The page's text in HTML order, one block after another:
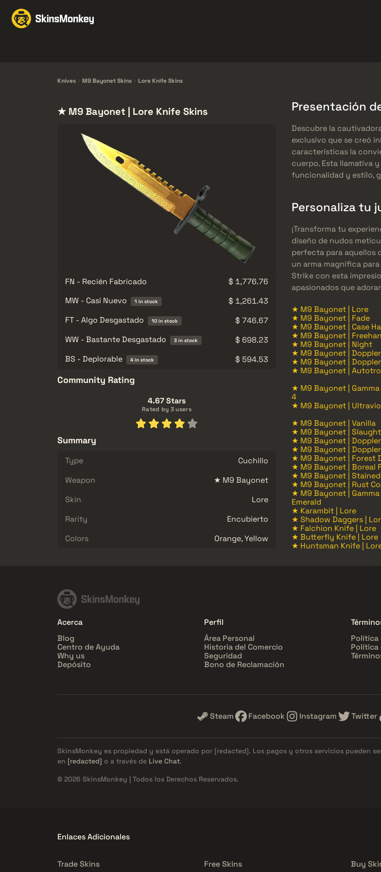
Knives M9 Bayonet Skins Lore Knife Skins
★ M9 Bayonet | Lore Knife Skins
FN - Recién Fabricado
$ 1,776.76
MW - Casi Nuevo
1 in stock
$ 1,261.43
FT - Algo Desgastado
10 in stock
$ 746.67
WW - Bastante Desgastado
3 in stock
$ 698.23
BS - Deplorable
4 in stock $ 594.53
Community Rating
4.67 Stars
Rated by 3 users
Summary
Type
Cuchillo
Weapon
★ M9 Bayonet
Skin
Lore
Rarity
Encubierto
Colors
Orange, Yellow
Presentación
Descubre la
exclusivo que se creó
características la
cuerpo. Esta llamativa
funcionalidad y estilo,
Personaliza tu
¡Transforma tu
diseño de nudos
perfecta para aquellos
un arma magnífica
Strike con esta
apasionados que
★ M9 Bayonet | Lore
★ M9 Bayonet | Fade
★ M9 Bayonet | Case
★ M9 Bayonet |
★ M9 Bayonet | Night
★ M9 Bayonet |
★ M9 Bayonet |
★ M9 Bayonet |
★ M9 Bayonet |
4
★ M9 Bayonet |
★ M9 Bayonet | Vanilla
★ M9 Bayonet |
★ M9 Bayonet |
★ M9 Bayonet | Doppler
★ M9 Bayonet | Forest
★ M9 Bayonet | Boreal
★ M9 Bayonet | Stained
★ M9 Bayonet | Rust
★ M9 Bayonet |
Emerald
★ Karambit | Lore
★ Shadow Daggers |
★ Falchion Knife | Lore
★ Butterfly Knife | Lore
★ Huntsman Knife |
Acerca
Blog
Centro de Ayuda
Why us
Depósito
Perfil
Área Personal
Historia del Comercio
Seguridad
Bono de Reclamación
Política
Política
Steam Facebook Instagram Twitter
SkinsMonkey es propiedad y está operado por [redacted]. Los pagos y otros servicios pueden
en [redacted] o a través de Live Chat.
© 2026 SkinsMonkey | Todos los Derechos Reservados.
Enlaces Adicionales
Trade Skins Free Skins Buy